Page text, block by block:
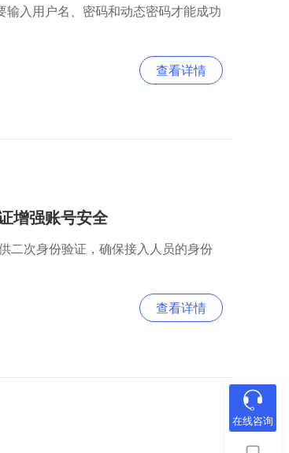
输入用户名、密码和动态密码才能成功
查看详情
增强账号安全
二次身份验证，确保接入人员的身份
查看详情
在线咨询